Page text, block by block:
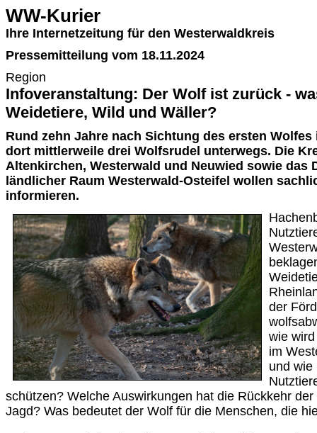
WW-Kurier
Ihre Internetzeitung für den Westerwaldkreis
Pressemitteilung vom 18.11.2024
Region
Infoveranstaltung: Der Wolf ist zurück -
Weidetiere, Wild und Wäller?
Rund zehn Jahre nach Sichtung des ersten
dort mittlerweile drei Wolfsrudel unterwegs. Die
Altenkirchen, Westerwald und Neuwied sowie das
ländlicher Raum Westerwald-Osteifel wollen
informieren.
der
wie
im
und wie
schützen? Welche Auswirkungen hat die Rückkehr
Jagd? Was bedeutet der Wolf für die Menschen, die